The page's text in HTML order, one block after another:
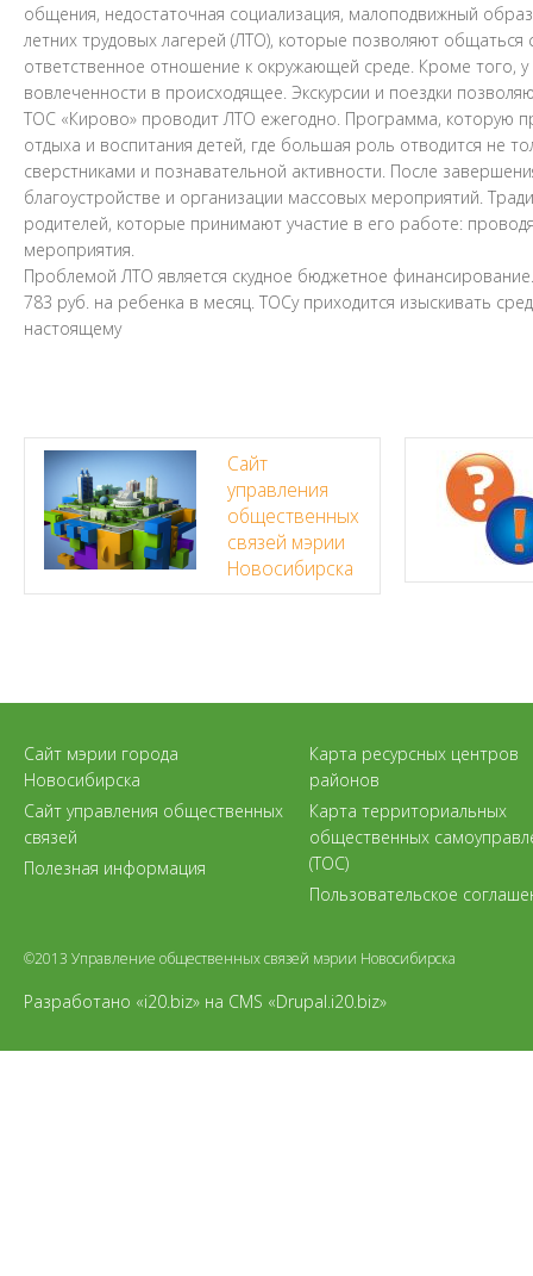
общения, недостаточная социализация, малоподвижный
летних трудовых лагерей (ЛТО), которые позволяют
ответственное отношение к окружающей среде. Кроме того,
вовлеченности в происходящее. Экскурсии и поездки
ТОС «Кирово» проводит ЛТО ежегодно. Программа, которую
отдыха и воспитания детей, где большая роль отводится не
сверстниками и познавательной активности. После
благоустройстве и организации массовых мероприятий.
родителей, которые принимают участие в его работе:
мероприятия.
Проблемой ЛТО является скудное бюджетное
783 руб. на ребенка в месяц. ТОСу приходится изыскивать
настоящему
Сайт
управления
общественных
связей мэрии
Новосибирска
Сайт мэрии города
Новосибирска
Сайт управления общественных
связей
Полезная информация
Карта ресурсных центров
районов
Карта территориальных
общественных
(ТОС)
Пользовательское
©2013 Управление общественных связей мэрии Новосибирска
Разработано «i20.biz» на CMS «Drupal.i20.biz»